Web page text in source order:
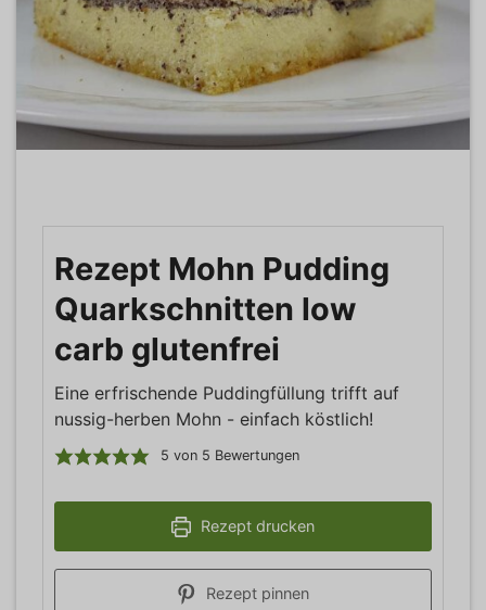
Rezept Mohn Pudding
Quarkschnitten low
carb glutenfrei
Eine erfrischende Puddingfüllung trifft auf
nussig-herben Mohn - einfach köstlich!
5 von 5 Bewertungen
Rezept drucken
Rezept pinnen